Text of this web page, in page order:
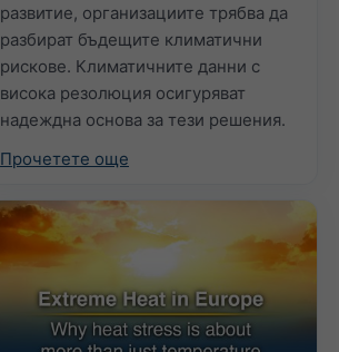
развитие, организациите трябва да
разбират бъдещите климатични
рискове. Климатичните данни с
висока резолюция осигуряват
надеждна основа за тези решения.
Прочетете още